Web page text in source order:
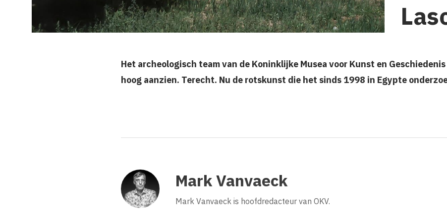
Het archeologisch team van de Koninklijke Musea voor Kunst en
hoog aanzien. Terecht. Nu de rotskunst die het sinds 1998 in Egypte
Mark Vanvaeck
Mark Vanvaeck is hoofdredacteur van OKV.